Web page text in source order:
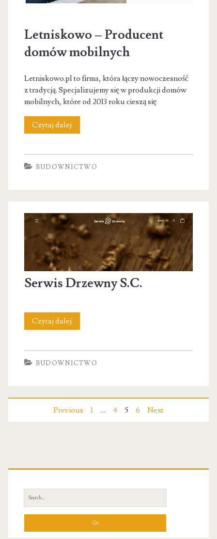
Letniskowo – Producent
domów mobilnych
Letniskowo.pl to firma, która łączy nowoczesność
z tradycją. Specjalizujemy się w produkcji domów
mobilnych, które od 2013 roku cieszą się
Czytaj dalejLetniskowo
BUDOWNICTWO
Serwis Drzewny S.C.
Czytaj dalejSerwis
BUDOWNICTWO
Nawigacja
Previous 1 … 4 5 6 Next
Primary
Sidebar
Search
for: